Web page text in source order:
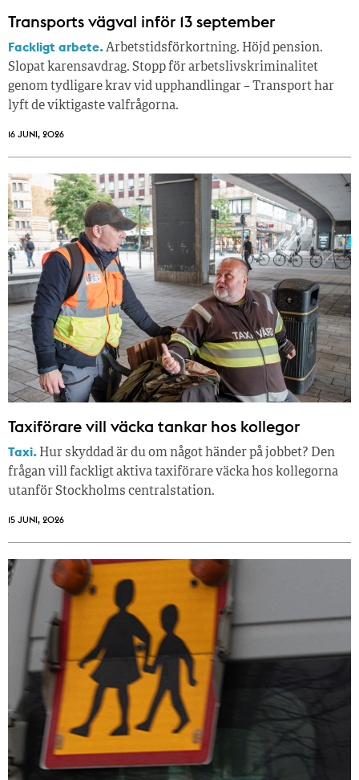
Transports vägval inför 13 september
Fackligt arbete.Arbetstidsförkortning. Höjd pension.
Slopat karensavdrag. Stopp för arbetslivskriminalitet
genom tydligare krav vid upphandlingar – Transport har
lyft de viktigaste valfrågorna.
16 JUNI, 2026
Taxiförare vill väcka tankar hos kollegor
Taxi. Hur skyddad är du om något händer på jobbet? Den
frågan vill fackligt aktiva taxiförare väcka hos kollegorna
utanför Stockholms centralstation.
15 JUNI, 2026